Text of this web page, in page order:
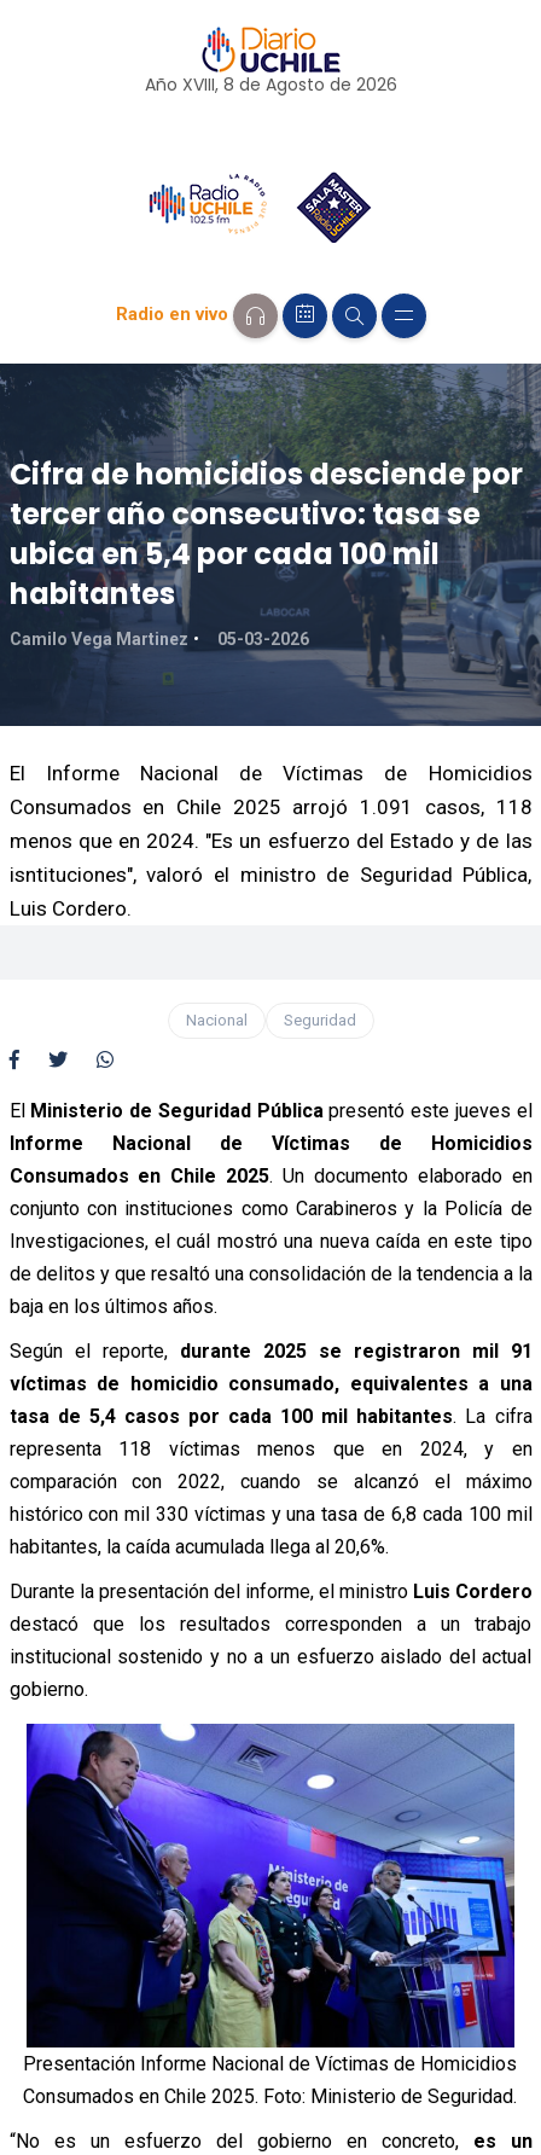
Año XVIII, 8 de Agosto de 2026
Radio en vivo
Cifra de homicidios desciende por
tercer año consecutivo: tasa se
ubica en 5,4 por cada 100 mil
habitantes
Camilo Vega Martinez 05-03-2026
El Informe Nacional de Víctimas de Homicidios
Consumados en Chile 2025 arrojó 1.091 casos, 118
menos que en 2024. "Es un esfuerzo del Estado y de las
isntituciones", valoró el ministro de Seguridad Pública,
Luis Cordero.
Nacional Seguridad
El Ministerio de Seguridad Pública presentó este jueves el
Informe Nacional de Víctimas de Homicidios
Consumados en Chile 2025. Un documento elaborado en
conjunto con instituciones como Carabineros y la Policía de
Investigaciones, el cuál mostró una nueva caída en este tipo
de delitos y que resaltó una consolidación de la tendencia a la
baja en los últimos años.
Según el reporte, durante 2025 se registraron mil 91
víctimas de homicidio consumado, equivalentes a una
tasa de 5,4 casos por cada 100 mil habitantes. La cifra
representa 118 víctimas menos que en 2024, y en
comparación con 2022, cuando se alcanzó el máximo
histórico con mil 330 víctimas y una tasa de 6,8 cada 100 mil
habitantes, la caída acumulada llega al 20,6%.
Durante la presentación del informe, el ministroLuis Cordero
destacó que los resultados corresponden a un trabajo
institucional sostenido y no a un esfuerzo aislado del actual
gobierno.
Presentación Informe Nacional de Víctimas de Homicidios
Consumados en Chile 2025. Foto: Ministerio de Seguridad.
“No es un esfuerzo del gobierno en concreto,es un